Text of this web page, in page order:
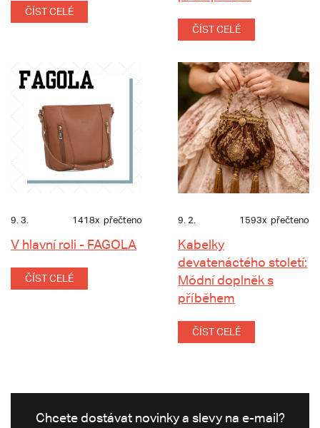
ČÍST CELÉ
ČÍST CELÉ
9. 3. 1418x přečteno
V hlavní roli - FAGOLA
ČÍST CELÉ
9. 2. 1593x přečteno
Kabelky
devatenáctého století:
Módní doplněk s
příběhem
ČÍST CELÉ
Chcete dostávat novinky a slevy na e-mail?